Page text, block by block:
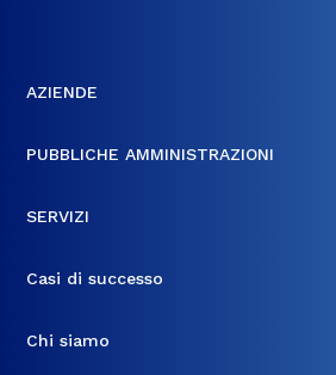
AZIENDE
PUBBLICHE AMMINISTRAZIONI
SERVIZI
Casi di successo
Chi siamo